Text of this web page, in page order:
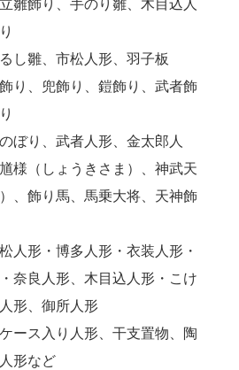
雛飾り、手のり雛、木目込人
し雛、市松人形、羽子板
り、兜飾り、鎧飾り、武者飾
ぼり、武者人形、金太郎人
様（しょうきさま）、神武天
、飾り馬、馬乗大将、天神飾
人形・博多人形・衣装人形・
奈良人形、木目込人形・こけ
形、御所人形
ース入り人形、干支置物、陶
形など